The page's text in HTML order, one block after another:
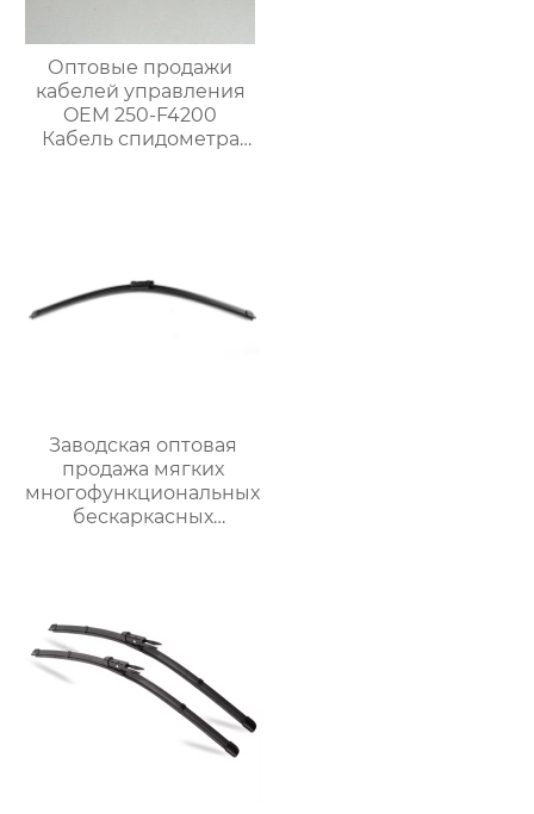
Оптовые продажи
кабелей управления
OEM 250-F4200
Кабель спидометра
Заводская оптовая
продажа мягких
многофункциональных
бескаркасных
дождя на ветровом
стекле